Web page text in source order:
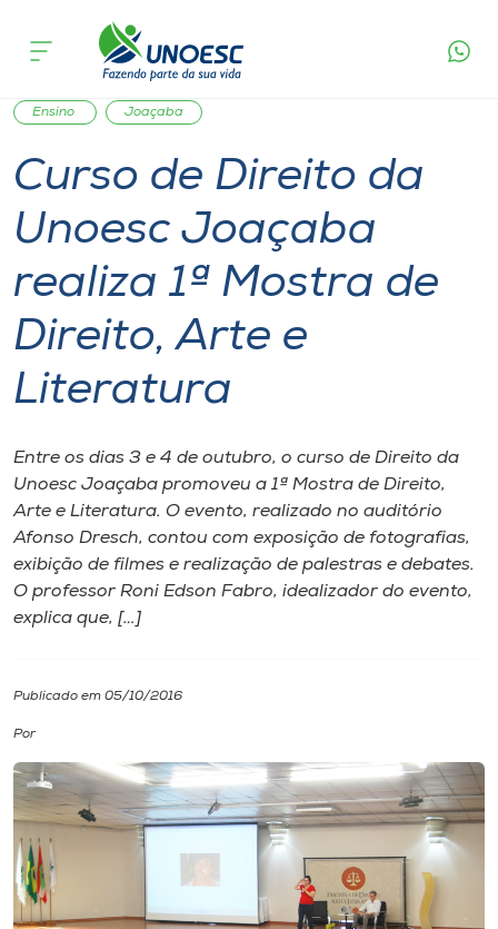
Cursos
Onde estamos
Pesquisa
Atendimento ao Estudante
Portal de Ensino
A
Internacionalização
I.nova
Diplomados
Biblioteca
Editora
acontece
Ensino
Joaçaba
Curso de Direito da
Unoesc Joaçaba
realiza 1ª Mostra de
Direito, Arte e
Literatura
Entre os dias 3 e 4 de outubro, o curso de Direito da
Unoesc Joaçaba promoveu a 1ª Mostra de Direito,
Arte e Literatura. O evento, realizado no auditório
Afonso Dresch, contou com exposição de fotografias,
exibição de filmes e realização de palestras e debates.
O professor Roni Edson Fabro, idealizador do evento,
explica que, […]
Publicado em 05/10/2016
Por